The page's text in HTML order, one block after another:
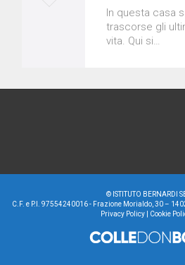
In questa casa
trascorse gli
vita. Qui si…
© ISTITUTO BERNARDI
C.F. e P.I. 97554240016 - Frazione Morialdo, 30 –
Privacy Policy
Cookie